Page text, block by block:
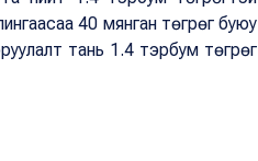
40 мянган төгрөг буюу
тань 1.4 тэрбум төгрөг